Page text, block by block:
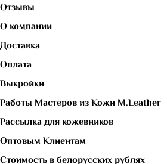
Отзывы
О компании
Доставка
Оплата
Выкройки
Работы Мастеров из Кожи M.Leather
Рассылка для кожевников
Оптовым Клиентам
Стоимость в белорусских рублях